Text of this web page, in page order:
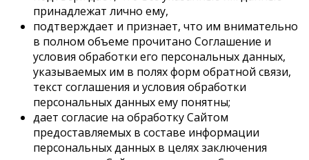
принадлежат лично ему,
подтверждает и признает, что им внимательно
в полном объеме прочитано Соглашение и
условия обработки его персональных данных,
указываемых им в полях форм обратной связи,
текст соглашения и условия обработки
персональных данных ему понятны;
дает согласие на обработку Сайтом
предоставляемых в составе информации
персональных данных в целях заключения